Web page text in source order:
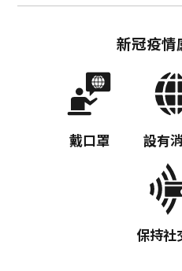
新冠疫情
戴口罩 設有
保持社